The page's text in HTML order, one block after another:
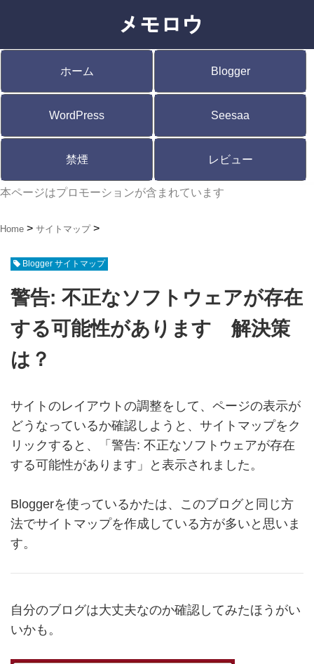
ホーム Blogger
WordPress Seesaa
禁煙 レビュー
本ページはプロモーションが含まれています
Home サイトマップ
Blogger サイトマップ
警告: 不正なソフトウェアが存在
する可能性があります 解決策
は？
サイトのレイアウトの調整をして、ページの表示が
どうなっているか確認しようと、サイトマップをク
リックすると、「警告: 不正なソフトウェアが存在
する可能性があります」と表示されました。
Bloggerを使っているかたは、このブログと同じ方
法でサイトマップを作成している方が多いと思いま
す。
自分のブログは大丈夫なのか確認してみたほうがい
いかも。